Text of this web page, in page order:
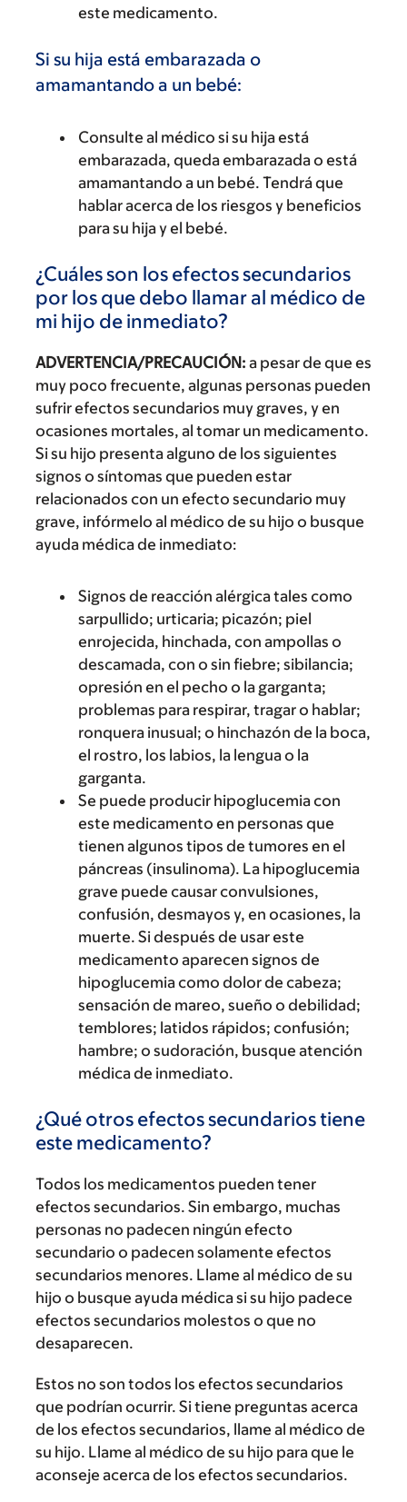
este medicamento.
Si su hija está embarazada o
amamantando a un bebé:
Consulte al médico si su hija está
embarazada, queda embarazada o está
amamantando a un bebé. Tendrá que
hablar acerca de los riesgos y beneficios
para su hija y el bebé.
¿Cuáles son los efectos secundarios
por los que debo llamar al médico de
mi hijo de inmediato?
ADVERTENCIA/PRECAUCIÓN: a pesar de que es
muy poco frecuente, algunas personas pueden
sufrir efectos secundarios muy graves, y en
ocasiones mortales, al tomar un medicamento.
Si su hijo presenta alguno de los siguientes
signos o síntomas que pueden estar
relacionados con un efecto secundario muy
grave, infórmelo al médico de su hijo o busque
ayuda médica de inmediato:
Signos de reacción alérgica tales como
sarpullido; urticaria; picazón; piel
enrojecida, hinchada, con ampollas o
descamada, con o sin fiebre; sibilancia;
opresión en el pecho o la garganta;
problemas para respirar, tragar o hablar;
ronquera inusual; o hinchazón de la boca,
el rostro, los labios, la lengua o la
garganta.
Se puede producir hipoglucemia con
este medicamento en personas que
tienen algunos tipos de tumores en el
páncreas (insulinoma). La hipoglucemia
grave puede causar convulsiones,
confusión, desmayos y, en ocasiones, la
muerte. Si después de usar este
medicamento aparecen signos de
hipoglucemia como dolor de cabeza;
sensación de mareo, sueño o debilidad;
temblores; latidos rápidos; confusión;
hambre; o sudoración, busque atención
médica de inmediato.
¿Qué otros efectos secundarios tiene
este medicamento?
Todos los medicamentos pueden tener
efectos secundarios. Sin embargo, muchas
personas no padecen ningún efecto
secundario o padecen solamente efectos
secundarios menores. Llame al médico de su
hijo o busque ayuda médica si su hijo padece
efectos secundarios molestos o que no
desaparecen.
Estos no son todos los efectos secundarios
que podrían ocurrir. Si tiene preguntas acerca
de los efectos secundarios, llame al médico de
su hijo. Llame al médico de su hijo para que le
aconseje acerca de los efectos secundarios.